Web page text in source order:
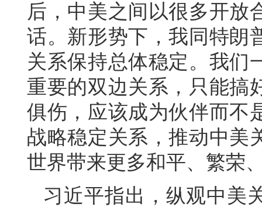
后，中美之间以很多开放
话。新形势下，我同特朗
关系保持总体稳定。我们
重要的双边关系，只能搞
俱伤，应该成为伙伴而不
战略稳定关系，推动中美
世界带来更多和平、繁荣
习近平指出，纵观中美